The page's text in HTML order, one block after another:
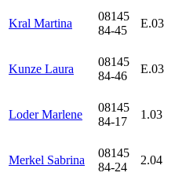
Kral Martina
08145
84-45
E.03
Kunze Laura
08145
84-46
E.03
Loder Marlene
08145
84-17
1.03
Merkel Sabrina
08145
84-24
2.04